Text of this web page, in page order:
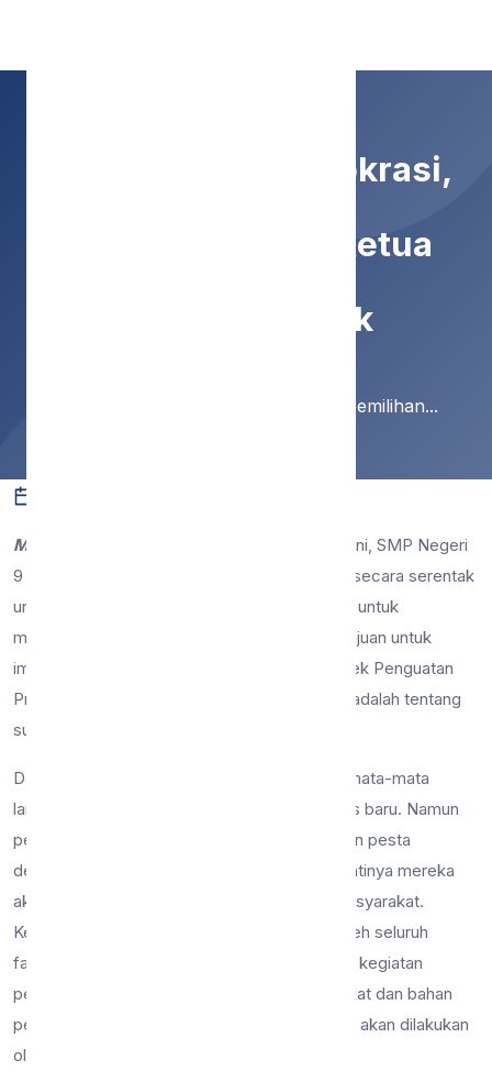
Projek Suara Demokrasi,
Gelar Pemilihan Ketua
Kelas Serentak
Projek Suara Demokrasi, Gelar Pemilihan...
Malang, 26 Januari 2023
– Tepat pada hari ini, SMP Negeri
9 Malang mengadakan pemilihan ketua kelas secara serentak
untuk semua kelas 7. Kegiatan tersebut selain untuk
menemukan ketua kelas yang baru, juga bertujuan untuk
implementasi kurikulum merdeka berupa Projek Penguatan
Profil Pelajar Pancasila (P5). Tema P5 kali ini adalah tentang
suara demokrasi.
Dalam pelaksanaannya, setiap kelas tidak semata-mata
langsung memilih dan menentukan ketua kelas baru. Namun
peserta didik diajarkan bagaimana menjalankan pesta
demokrasi layaknya pemilihan umum yang nantinya mereka
akan mengalaminya ketika sudah terjun ke masyarakat.
Kegiatan pemilihan ketua kelas dijadwalkan oleh seluruh
fasilitator projek dengan sistematis, mulai dari kegiatan
perencanaan, pemilihan kandidat, persiapan alat dan bahan
pemilihan, hingga pameran ketua kelas terpilih akan dilakukan
oleh seluruh peserta didik kelas 7.